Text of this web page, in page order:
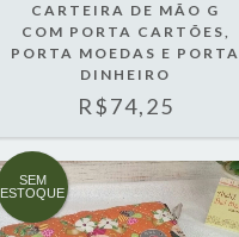
CARTEIRA DE MÃO G
COM PORTA CARTÕES,
PORTA MOEDAS E PORTA
DINHEIRO
R$74,25
SEM
ESTOQUE